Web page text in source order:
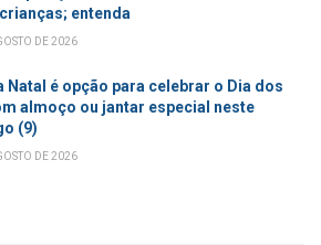
entenda
DE 2026
Natal é opção para celebrar o Dia dos
almoço ou jantar especial neste
(9)
DE 2026